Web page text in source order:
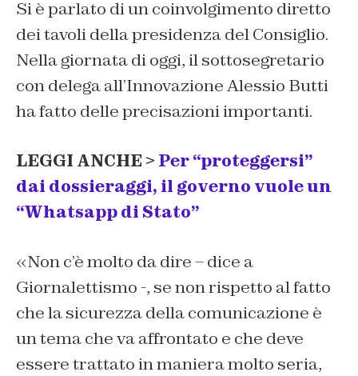
Si è parlato di un coinvolgimento diretto
dei tavoli della presidenza del Consiglio.
Nella giornata di oggi, il sottosegretario
con delega all’Innovazione Alessio Butti
ha fatto delle precisazioni importanti.
LEGGI ANCHE > Per “proteggersi”
dai dossieraggi, il governo vuole un
“Whatsapp di Stato”
«Non c’è molto da dire – dice a
Giornalettismo -, se non rispetto al fatto
che la sicurezza della comunicazione è
un tema che va affrontato e che deve
essere trattato in maniera molto seria,